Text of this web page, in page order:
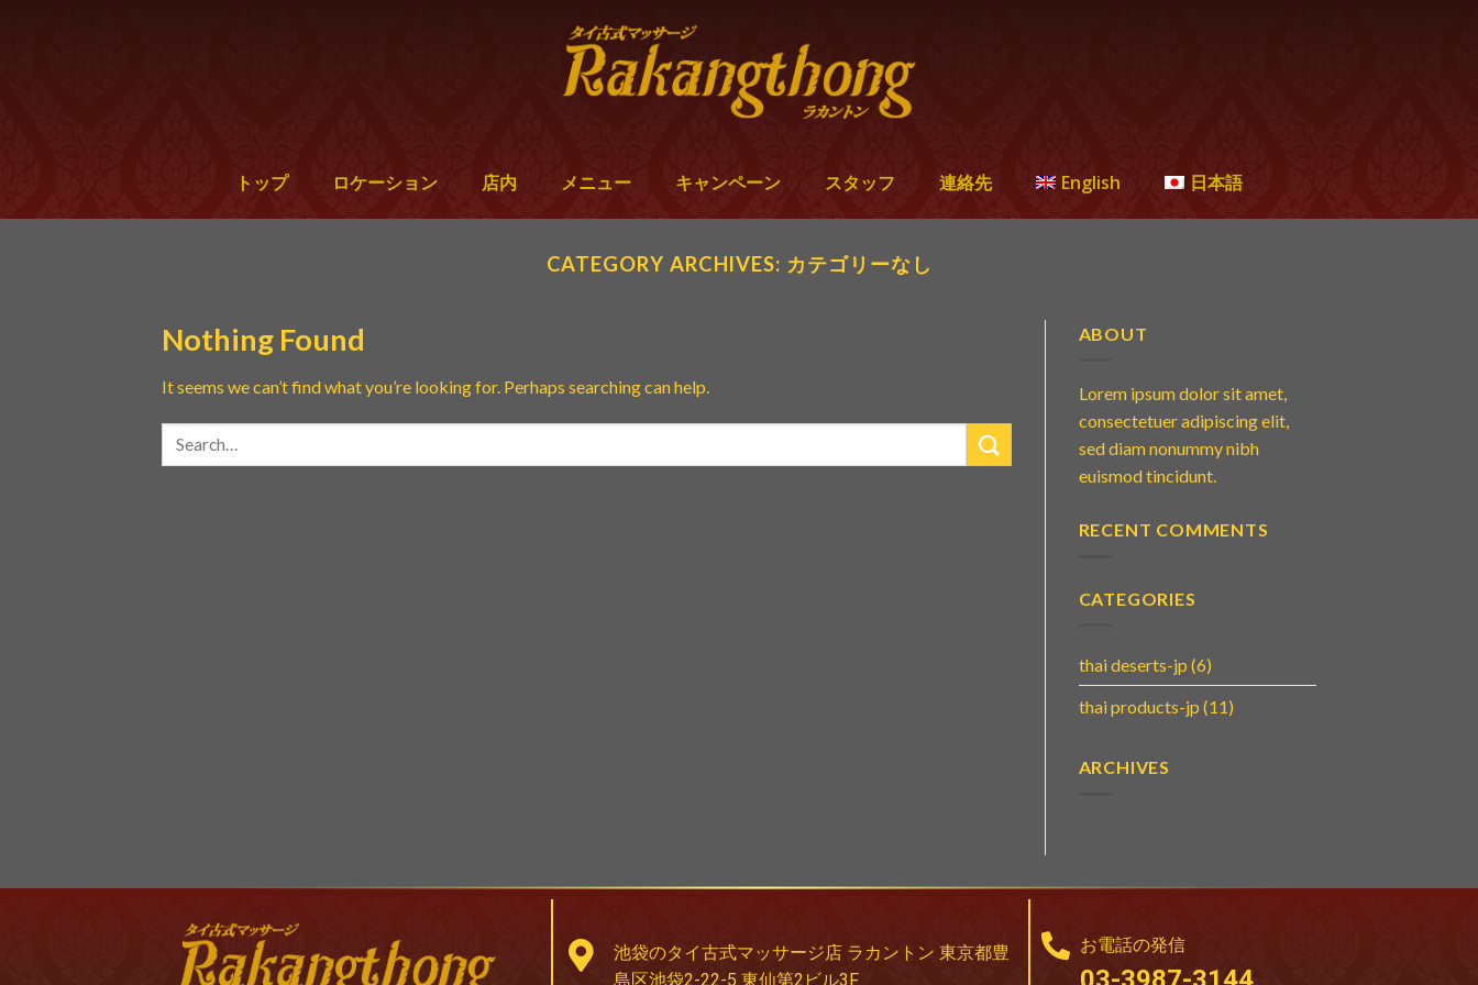
トップ ロケーション 店内 メニュー キャンペーン スタッフ 連絡先 English 日本語
CATEGORY ARCHIVES: カテゴリーなし
Nothing Found
It seems we can’t find what you’re looking for. Perhaps searching can help.
ABOUT
Lorem ipsum dolor sit amet,
consectetuer adipiscing elit,
sed diam nonummy nibh
euismod tincidunt.
RECENT COMMENTS
CATEGORIES
thai deserts-jp (6)
thai products-jp (11)
ARCHIVES
池袋のタイ古式マッサージ店 ラカントン 東京都豊
島区池袋2-22-5 東仙第2ビル3F
お電話の発信